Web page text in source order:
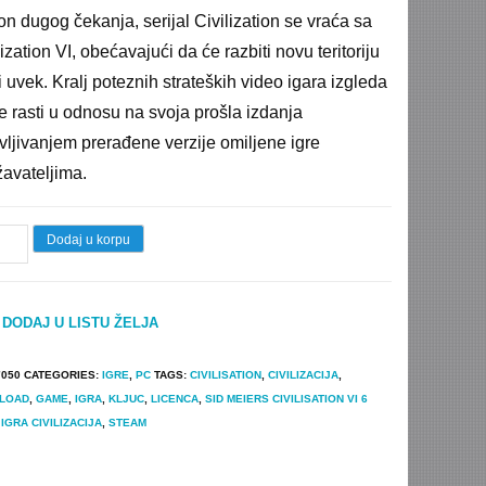
dugog čekanja, serijal Civilization se vraća sa
VI, obećavajući da će razbiti novu teritoriju
uvek. Kralj poteznih strateških video igara izgleda
rasti u odnosu na svoja prošla izdanja
prerađene verzije omiljene igre
Dodaj u korpu
DODAJ U LISTU ŽELJA
CATEGORIES: IGRE PC TAGS: CIVILISATION, CIVILIZACIJA,
, GAME IGRA, KLJUC, LICENCA, SID MEIERS CIVILISATION VI 6
CIVILIZACIJA, STEAM